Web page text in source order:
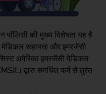
पॉलिसी की मुख्य विशेषता यह है
सहायता और इमरजेंसी
अमेरिका इमरजेंसी मेडिकल
द्वारा समर्थित फर्म से तुरंत